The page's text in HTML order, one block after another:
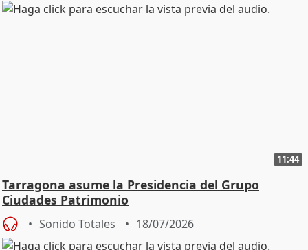
11:44
Tarragona asume la Presidencia del Grupo
Ciudades Patrimonio
Sonido Totales 18/07/2026